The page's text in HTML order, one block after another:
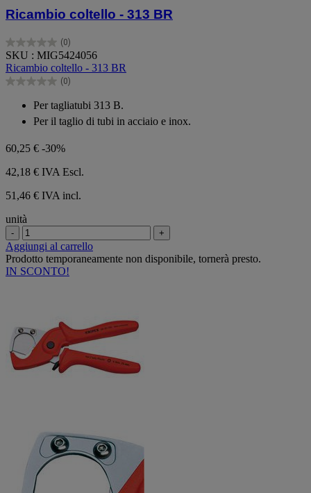
Ricambio coltello - 313 BR
(0)
0.0
su
5
stelle.
SKU : MIG5424056
Ricambio coltello - 313 BR
(0)
0.0
stelle.
Per tagliatubi 313 B.
Per il taglio di tubi in acciaio e inox.
60,25 € -30%
42,18 € IVA Escl.
51,46 € IVA incl.
unità
- +
Aggiungi al carrello
Prodotto temporaneamente non disponibile, tornerà presto.
IN SCONTO!